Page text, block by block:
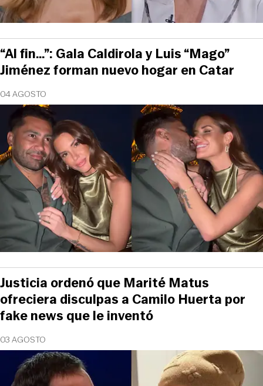
04 AGOSTO
“Al fin…”: Gala Caldirola y Luis “Mago”
Jiménez forman nuevo hogar en Catar
03 AGOSTO
Justicia ordenó que Marité Matus
ofreciera disculpas a Camilo Huerta por
fake news que le inventó